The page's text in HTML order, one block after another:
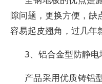
隙问题，更换方便，缺
容易起皮翘角，过几年
3、铝合金型防静电
产品采用优质铸铝